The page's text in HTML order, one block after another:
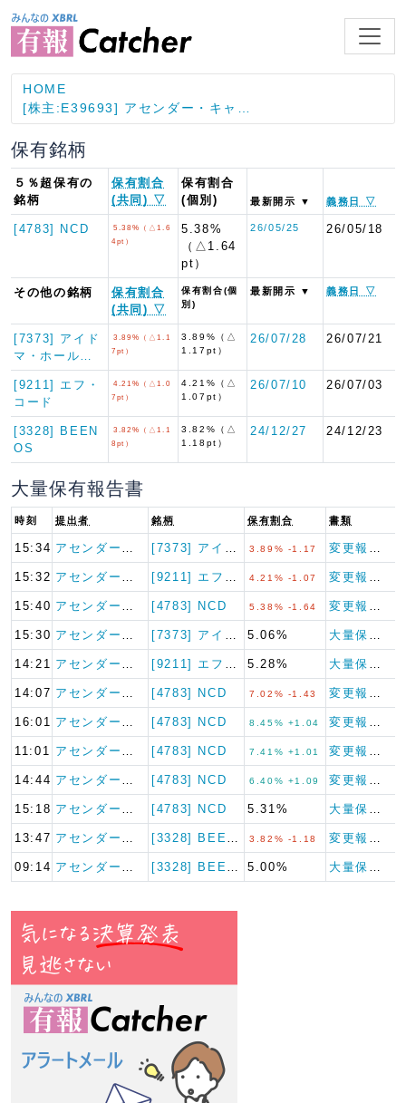
HOME
[株主:E39693] アセンダー・キャ…
保有銘柄
５％超保有の
銘柄
保有割合
(共同) ▽
保有割合
(個別)
最新開示 ▼ 義務日 ▽
[4783] NCD
5.38%（△1.6
4pt）
5.38%
（△1.64
pt）
26/05/25 26/05/18
その他の銘柄
保有割合
(共同) ▽
保有割合(個
別)
最新開示 ▼ 義務日 ▽
[7373] アイド
マ・ホール…
3.89%（△1.1
7pt）
3.89%（△
1.17pt）
26/07/28 26/07/21
[9211] エフ・
コード
4.21%（△1.0
7pt）
4.21%（△
1.07pt）
26/07/10 26/07/03
[3328] BEEN
OS
3.82%（△1.1
8pt）
3.82%（△
1.18pt）
24/12/27 24/12/23
大量保有報告書
時刻 提出者 銘柄 保有割合 書類
15:34 3.89% -1.17
15:32 4.21% -1.07
15:40 [4783] NCD 5.38% -1.64
15:30 5.06%
14:21 5.28%
14:07 [4783] NCD 7.02% -1.43
16:01 [4783] NCD 8.45% +1.04
11:01 [4783] NCD 7.41% +1.01
14:44 [4783] NCD 6.40% +1.09
15:18 [4783] NCD 5.31%
13:47 3.82% -1.18
09:14 5.00%